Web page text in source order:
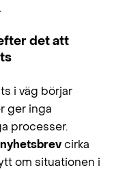
det att
i väg börjar
ger inga
processer.
nyhetsbrevcirka
om situationen i